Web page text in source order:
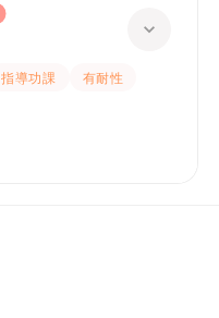
指導功課
有耐性